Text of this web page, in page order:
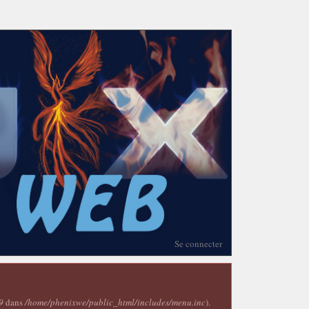
Se connecter
dans/home/phenixwe/public_html/includes/menu.inc).